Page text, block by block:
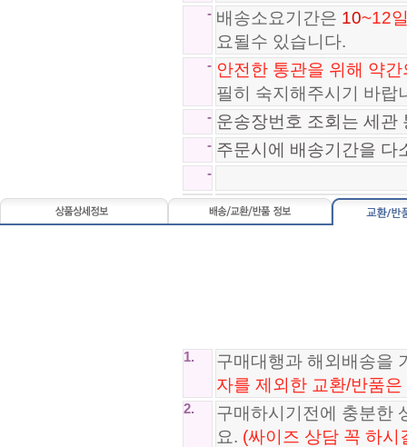
*SA급*아디다스 노마드 Adidas ..
*SA급*나이키 에어맥스 2013 NIK..
97,800원
- 배송소요기간은 10~12
요될수 있습니다.
- 안전한 통관을 위해 약
필히 숙지해주시기 바랍
- 운송장번호 조회는 세관
- 주문시에 배송기간을 다
-
1.
구매대행과 해외배송을
자를 제외한 교환/반품
2.
구매하시기전에 충분한
요. (싸이즈 상담 꼭 하시